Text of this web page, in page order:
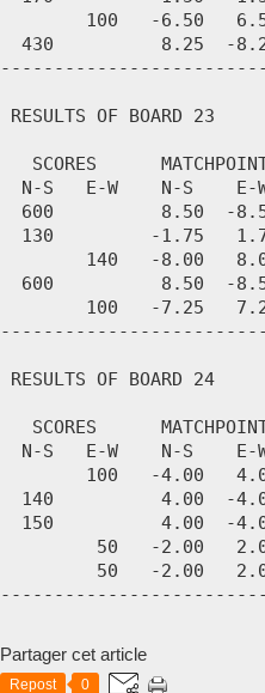
Partager cet article
Repost 0